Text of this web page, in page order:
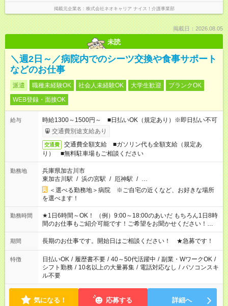
掲載元企業名 株式会社ネオキャリア ナイス！介護事業部
掲載日：2026.08.05
未読
＼週2日～／病院内でのシーツ交換や食事サポート
などのお仕事
派遣 職種未経験OK 社会人未経験OK 大学生歓迎
ブランクOK
WEB登録・面接OK
給与
時給1300～1500円～ ■日払いOK（規定あり）※即日払い不可
交通費別途支給あり
交通費
交通費全額支給 ■ガソリン代も全額支給（規定あ
り） ■無料駐車場もご相談ください
勤務地
兵庫県加古川市
東加古川駅 / 浜の宮駅 / 厄神駅 / …
＜選べる勤務地＞病院 ※ご自宅の近くなど、お好きな場所
を選べます！
勤務時間
★1日6時間～OK！ （例）9:00～18:00のあいだ もちろん1日8時
間のお仕事もご紹介可能です！ご希望をお聞かせください！★家
庭の都合でお休みが必要な場合も遠慮なくご相談ください。 ※
週最低15時間以上の勤務が必要です
期間 長期のお仕事です。開始日はご相談ください！ ★急募です！
特徴 日払いOK / 履歴書不要 / 40～50代活躍中 / 副業・WワークOK /
シフト勤務 / 10名以上の大量募集 / 電話対応なし / パソコンスキ
ル不要
気になる！ 応募する 詳細へ